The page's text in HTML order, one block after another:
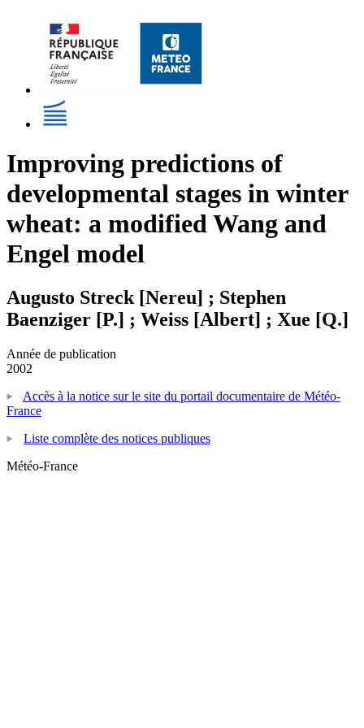
Improving predictions of
developmental stages in winter
wheat: a modified Wang and
Engel model
Augusto Streck [Nereu] ; Stephen
Baenziger [P.] ; Weiss [Albert] ; Xue [Q.]
Année de publication
2002
Accès à la notice sur le site du portail documentaire de Météo-
France
Liste complète des notices publiques
Météo-France